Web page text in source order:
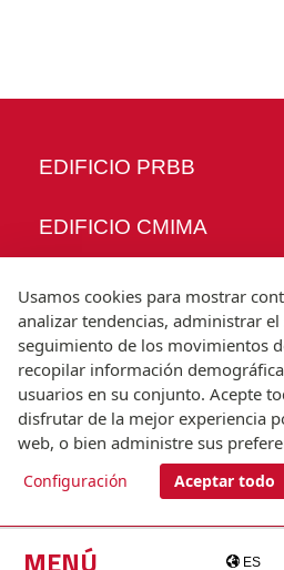
MENÚ ES
EDIFICIO PRBB
EDIFICIO CMIMA
SÍGUENOS
© Universitat
Barcelona
T.(+34) 93
Usamos cookies para mostrar
analizar tendencias, administrar
seguimiento de los movimientos
recopilar información
usuarios en su conjunto. Acepte
disfrutar de la mejor experiencia
web, o bien administre sus
Configuración Aceptar todo